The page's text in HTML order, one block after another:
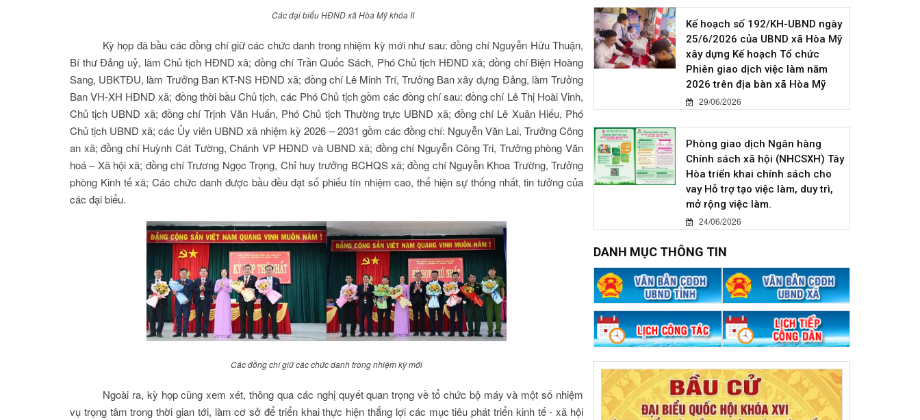
Các đại biểu HĐND xã Hòa Mỹ khóa II
Kỳ họp đã bầu các đồng chí giữ các chức danh trong nhiệm kỳ mới như sau: đồng chí Nguyễn Hữu Thuận,
Bí thư Đảng uỷ, làm Chủ tịch HĐND xã; đồng chí Trần Quốc Sách, Phó Chủ tịch HĐND xã; đồng chí Biện Hoàng
Sang, UBKTĐU, làm Trưởng Ban KT-NS HĐND xã; đồng chí Lê Minh Trí, Trưởng Ban xây dựng Đảng, làm Trưởng
Ban VH-XH HĐND xã; đồng thời bầu Chủ tịch, các Phó Chủ tịch gồm các đồng chí sau: đồng chí Lê Thị Hoài Vinh,
Chủ tịch UBND xã; đồng chí Trịnh Văn Huấn, Phó Chủ tịch Thường trực UBND xã; đồng chí Lê Xuân Hiếu, Phó
Chủ tịch UBND xã; các Ủy viên UBND xã nhiệm kỳ 2026 – 2031 gồm các đồng chí: Nguyễn Văn Lai, Trưởng Công
an xã; đồng chí Huỳnh Cát Tường, Chánh VP HĐND và UBND xã; đồng chí Nguyễn Công Tri, Trưởng phòng Văn
hoá – Xã hội xã; đồng chí Trương Ngọc Trọng, Chỉ huy trưởng BCHQS xã; đồng chí Nguyễn Khoa Trường, Trưởng
phòng Kinh tế xã; Các chức danh được bầu đều đạt số phiếu tín nhiệm cao, thể hiện sự thống nhất, tin tưởng của
các đại biểu.
Các đồng chí giữ các chức danh trong nhiệm kỳ mới
Ngoài ra, kỳ họp cũng xem xét, thông qua các nghị quyết quan trọng về tổ chức bộ máy và một số nhiệm
vụ trọng tâm trong thời gian tới, làm cơ sở để triển khai thực hiện thắng lợi các mục tiêu phát triển kinh tế - xã hội
Kế hoạch số 192/KH-UBND ngày
25/6/2026 của UBND xã Hòa Mỹ
xây dựng Kế hoạch Tổ chức
Phiên giao dịch việc làm năm
2026 trên địa bàn xã Hòa Mỹ
29/06/2026
Phòng giao dịch Ngân hàng
Chính sách xã hội (NHCSXH) Tây
Hòa triển khai chính sách cho
vay Hỗ trợ tạo việc làm, duy trì,
mở rộng việc làm.
24/06/2026
DANH MỤC THÔNG TIN